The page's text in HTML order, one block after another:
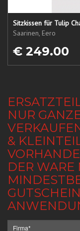
Sitzkissen für Tulip
Saarinen, Eero
€ 249.00
NUR
&
DER WARE